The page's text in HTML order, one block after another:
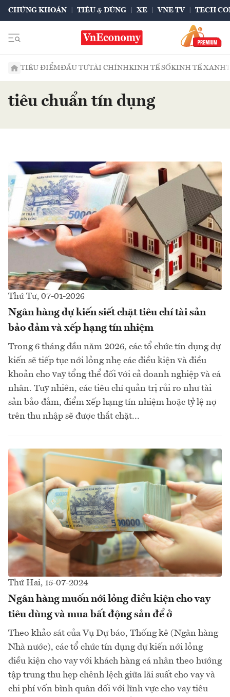
CHỨNG KHOÁN TIÊU & DÙNG XE VNE TV TECH
TIÊU ĐIỂMĐẦU TƯTÀI CHÍNHKINH TẾ SỐKINH TẾ XANH
tiêu chuẩn tín dụng
Thứ Tư, 07-01-2026
Ngân hàng dự kiến siết chặt tiêu chí tài sản
bảo đảm và xếp hạng tín nhiệm
Trong 6 tháng đầu năm 2026, các tổ chức tín dụng dự
kiến sẽ tiếp tục nới lỏng nhẹ các điều kiện và điều
khoản cho vay tổng thể đối với cả doanh nghiệp và cá
nhân. Tuy nhiên, các tiêu chí quản trị rủi ro như tài
sản bảo đảm, điểm xếp hạng tín nhiệm hoặc tỷ lệ nợ
trên thu nhập sẽ được thắt chặt...
Thứ Hai, 15-07-2024
Ngân hàng muốn nới lỏng điều kiện cho vay
tiêu dùng và mua bất động sản để ở
Theo khảo sát của Vụ Dự báo, Thống kê (Ngân hàng
Nhà nước), các tổ chức tín dụng dự kiến nới lỏng
điều kiện cho vay với khách hàng cá nhân theo hướng
tập trung thu hẹp chênh lệch giữa lãi suất cho vay và
chi phí vốn bình quân đối với lĩnh vực cho vay tiêu